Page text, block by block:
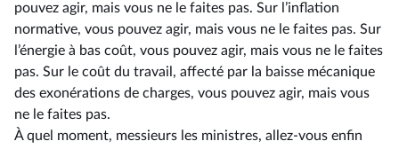
pouvez agir, mais vous ne le faites pas. Sur l’inflation
normative, vous pouvez agir, mais vous ne le faites pas. Sur
l’énergie à bas coût, vous pouvez agir, mais vous ne le faites
pas. Sur le coût du travail, affecté par la baisse mécanique
des exonérations de charges, vous pouvez agir, mais vous
ne le faites pas.
À quel moment, messieurs les ministres, allez-vous enfin